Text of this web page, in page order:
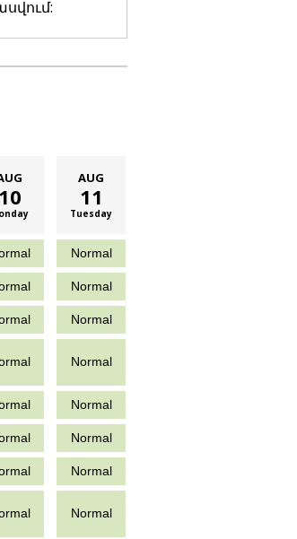
10
AUG
11
Tuesday
Normal
Normal
Normal
Normal
Normal
Normal
Normal
Normal